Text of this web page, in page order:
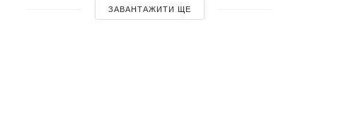
ЗАВАНТАЖИТИ ЩЕ